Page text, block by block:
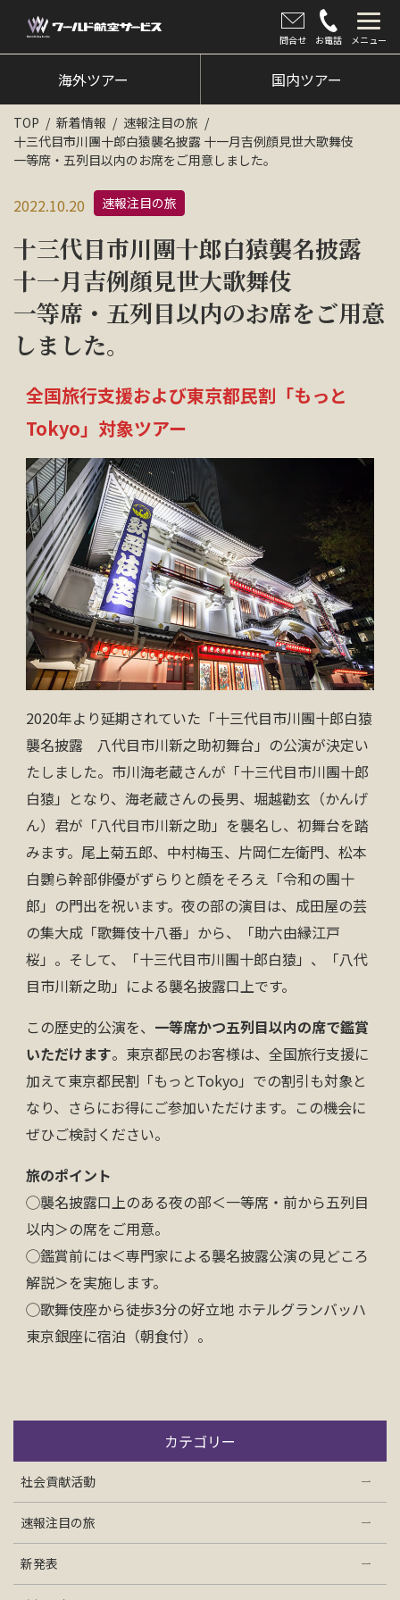
問合せ お電話 メニュー
海外ツアー
国内ツアー
クルーズツアー
ツアー催行状況
旅のひろば
イベント
新着情報
会社情報
お問い合わせ
資料請求
電話にてお問い合わせ
検索
海外ツアー 国内ツアー
TOP 新着情報
速報注目の旅
十三代目市川團十郎白猿襲名披露 十一月吉例顔見世大歌舞伎
一等席・五列目以内のお席をご用意しました。
2022.10.20 速報注目の旅
十三代目市川團十郎白猿襲名披露
十一月吉例顔見世大歌舞伎
一等席・五列目以内のお席をご用意
しました。
全国旅行支援および東京都民割「もっと
Tokyo」対象ツアー
2020年より延期されていた「十三代目市川團十郎白猿
襲名披露 八代目市川新之助初舞台」の公演が決定い
たしました。市川海老蔵さんが「十三代目市川團十郎
白猿」となり、海老蔵さんの長男、堀越勸玄（かんげ
ん）君が「八代目市川新之助」を襲名し、初舞台を踏
みます。尾上菊五郎、中村梅玉、片岡仁左衛門、松本
白鸚ら幹部俳優がずらりと顔をそろえ「令和の團十
郎」の門出を祝います。夜の部の演目は、成田屋の芸
の集大成「歌舞伎十八番」から、「助六由縁江戸
桜」。そして、「十三代目市川團十郎白猿」、「八代
目市川新之助」による襲名披露口上です。
この歴史的公演を、 一等席かつ五列目以内の席で鑑賞
いただけます。東京都民のお客様は、全国旅行支援に
加えて東京都民割「もっとTokyo」での割引も対象と
なり、さらにお得にご参加いただけます。この機会に
ぜひご検討ください。
旅のポイント
◯襲名披露口上のある夜の部＜一等席・前から五列目
以内＞の席をご用意。
◯鑑賞前には＜専門家による襲名披露公演の見どころ
解説＞を実施します。
◯歌舞伎座から徒歩3分の好立地 ホテルグランバッハ
東京銀座に宿泊（朝食付）。
カテゴリー
社会貢献活動
速報注目の旅
新発表